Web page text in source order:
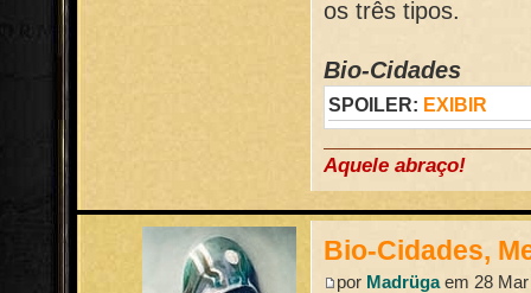
os três tipos.
Bio-Cidades
SPOILER: EXIBIR
Aquele abraço!
Bio-Cidades,
por Madrügaem 28 Mar